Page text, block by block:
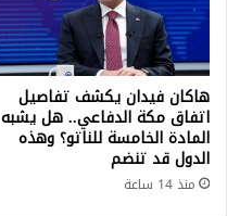
هاكان فيدان يكشف تفاصيل
اتفاق مكة الدفاعي.. هل يشبه
المادة الخامسة للناتو؟ وهذه
الدول قد تنضم
منذ 14 ساعة